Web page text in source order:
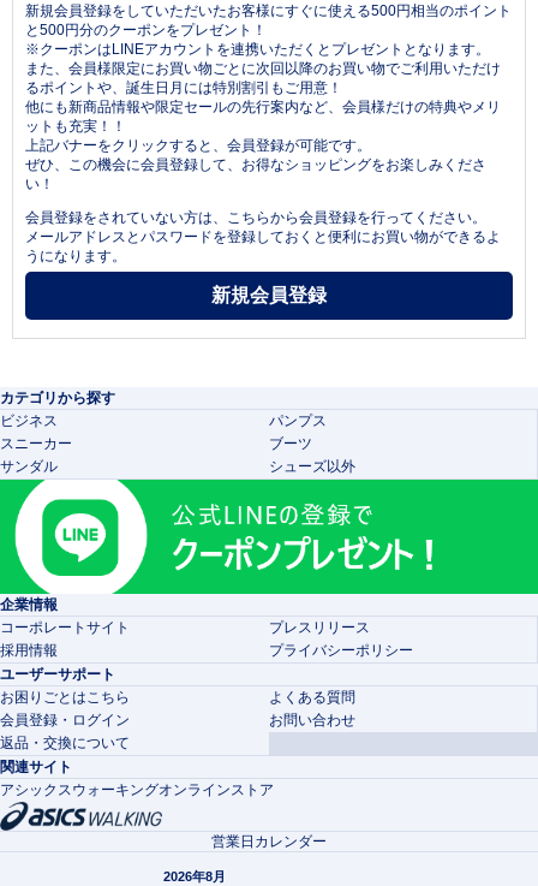
新規会員登録をしていただいたお客様にすぐに使える500円相当のポイント
と500円分のクーポンをプレゼント！
※クーポンはLINEアカウントを連携いただくとプレゼントとなります。
また、会員様限定にお買い物ごとに次回以降のお買い物でご利用いただけ
るポイントや、誕生日月には特別割引もご用意！
他にも新商品情報や限定セールの先行案内など、会員様だけの特典やメリ
ットも充実！！
上記バナーをクリックすると、会員登録が可能です。
ぜひ、この機会に会員登録して、お得なショッピングをお楽しみくださ
い！
会員登録をされていない方は、こちらから会員登録を行ってください。
メールアドレスとパスワードを登録しておくと便利にお買い物ができるよ
うになります。
カテゴリから探す
ビジネス
パンプス
スニーカー
ブーツ
サンダル
シューズ以外
企業情報
コーポレートサイト
プレスリリース
採用情報
プライバシーポリシー
ユーザーサポート
お困りごとはこちら
よくある質問
会員登録・ログイン
お問い合わせ
返品・交換について
関連サイト
アシックスウォーキングオンラインストア
営業日カレンダー
2026年8月